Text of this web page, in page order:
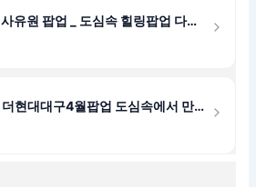
더현대대구 사유원 팝업 _ 도심속 힐링팝업 다녀온 후기! 입장료 할인혜택까지
(대구 중구) 더현대대구4월팝업 도심속에서 만나는 작은 푸르름 군위 사유원 팝업